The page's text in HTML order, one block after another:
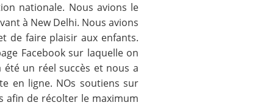
nationale. Nous avions le
à New Delhi. Nous avions
de faire plaisir aux enfants.
Facebook sur laquelle on
un réel succès et nous a
en ligne. NOs soutiens sur
afin de récolter le maximum